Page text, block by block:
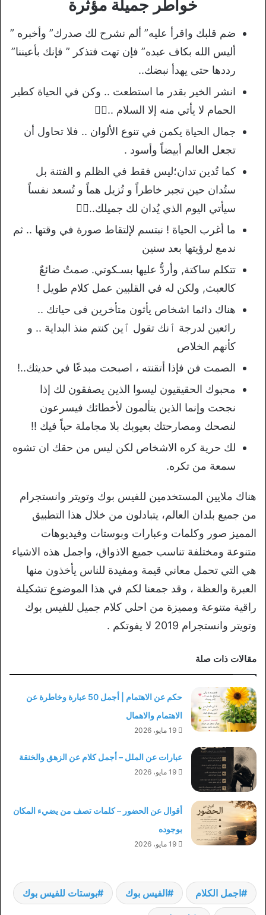
خواطر جميلة مؤثرة
ضم قلبك واقرأ عليه” ألم نشرح لك صدرك” وأخبره ”
أليس الله بكاف عبده” فإن تهت فتذكر ” فإنك بأعيننا”
رددها حتى يهدأ نبضك..
انشر الخير بقدر ما استطعت .. وكن في الحياة كطير
الحمام لا يأتي منه إلا السلام ..✍🏻
جمال الحياة يكمن في تنوع اﻷلوان .. فلا تحاول أن
تجعل العالم أبيضاً وأسود .
كما تُدين تدان؛ليس فقط في الظلم و الفتنة بل
ستُدان حين تجبر خاطراً و تُزيل هماً و تُسعد نفساً
سيأتي اليوم الذي يُدان لك جميلك..✍🏻
ما أغرب الحياة ! نبتسم لإلتقاط صورة في وقتها .. ثم
ندمع لرؤيتها بعد سنين
تتكلم ساكتة, وأردُّ عليها بسـكوتي. صمتٌ ضائعٌ
كالعبث, ولكن له في القلبين عمل كلام طويل !
هناك دائما اشخاص يأثون متأخرين فى حياتك ..
رائعين لدرجة ٱنك تقول ٱين كنتم منذ البداية .. و
كأنهم الخلاص
الصمت فن فإذا أتقنته ، اصبحت مبدعًا في حديثك..!
محبوك الحقيقيون ليسوا الذين يصفقون لك إذا
نجحت وإنما الذين يتألمون لأخطائك فيسرعون
لنصحك ومصارحتك بعيوبك بلا مجاملة حباً فيك !!
لك حرية كره الاشخاص لكن ليس من حقك ان تشوه
سمعة من تكره.
هناك ملايين المستخدمين للفيس بوك وتويتر وانستجرام
من جميع بلدان العالم، يتبادلون من خلال هذا التطبيق
المميز صور وكلمات وعبارات وبوستات وفيديوهات
متنوعة ومختلفة تناسب جميع الاذواق، واجمل هذه الاشياء
هي التي تحمل معاني قيمة ومفيدة للناس يأخذون منها
العبرة والعظة ، وقد جمعنا لكم في هذا الموضوع تشكيلة
راقية متنوعة ومميزة من احلي كلام جميل للفيس بوك
وتويتر وانستجرام 2019 لا يفوتكم .
مقالات ذات صلة
حكم عن الاهتمام | أجمل 50 عبارة وخاطرة عن
الاهتمام والاهمال
19 مايو، 2026
عبارات عن الملل – أجمل كلام عن الزهق والخنقة
19 مايو، 2026
أقوال عن الحضور – كلمات تصف من يضيء المكان
بوجوده
19 مايو، 2026
اجمل الكلام الفيس بوك بوستات للفيس بوك